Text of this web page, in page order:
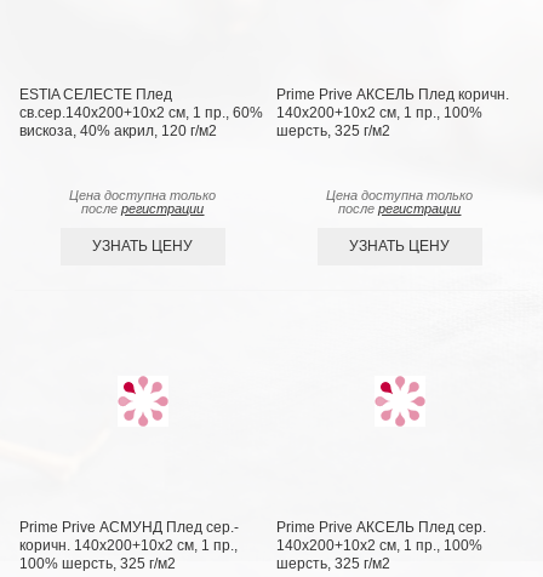
ESTIA СЕЛЕСТЕ Плед
св.сер.140х200+10х2 см, 1 пр., 60%
вискоза, 40% акрил, 120 г/м2
Цена доступна только
послерегистрации
УЗНАТЬ ЦЕНУ
Prime Prive АКСЕЛЬ Плед коричн.
140х200+10х2 см, 1 пр., 100%
шерсть, 325 г/м2
Цена доступна только
послерегистрации
УЗНАТЬ ЦЕНУ
Prime Prive АСМУНД Плед сер.-
коричн. 140х200+10х2 см, 1 пр.,
100% шерсть, 325 г/м2
Prime Prive АКСЕЛЬ Плед сер.
140х200+10х2 см, 1 пр., 100%
шерсть, 325 г/м2